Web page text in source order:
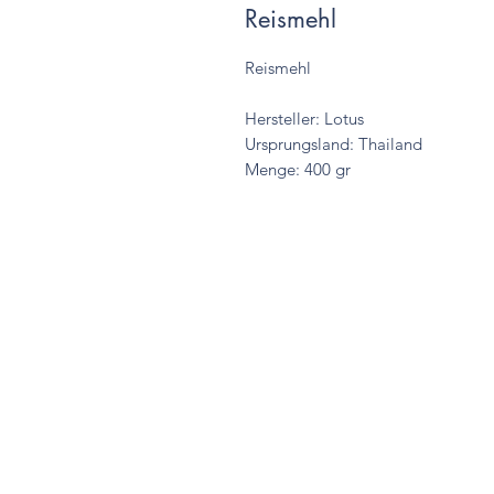
Reismehl
Reismehl
Hersteller: Lotus
Ursprungsland: Thailand
Menge: 400 gr